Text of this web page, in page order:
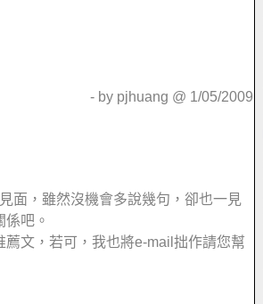
- by pjhuang @ 1/05/2009
面，雖然沒機會多說幾句，卻也一見
吧。
文，若可，我也將e-mail拙作請您幫